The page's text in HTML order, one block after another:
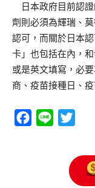
日本政府目前認
劑則必須為輝瑞、
認可，而關於日本
卡」也包括在內，
或是英文填寫，必
商、疫苗接種日、
Facebook
Line